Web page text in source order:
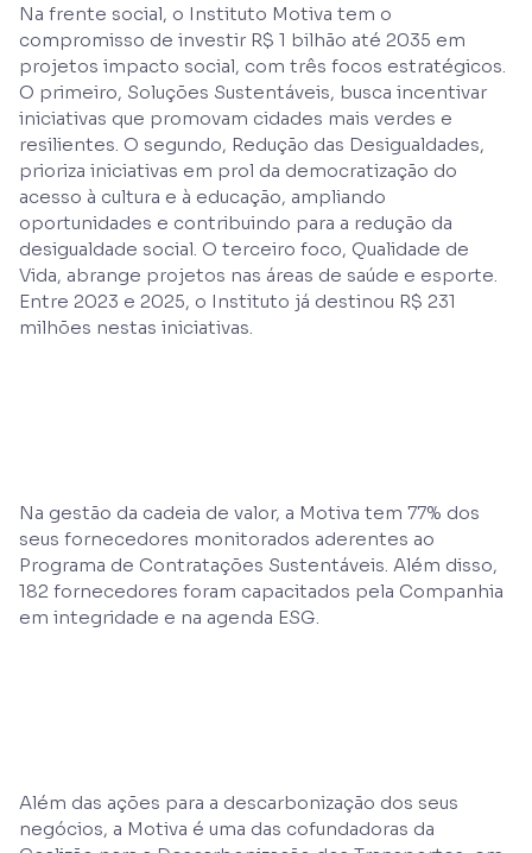
Na frente social, o Instituto Motiva tem o
compromisso de investir R$ 1 bilhão até 2035 em
projetos impacto social, com três focos estratégicos.
O primeiro, Soluções Sustentáveis, busca incentivar
iniciativas que promovam cidades mais verdes e
resilientes. O segundo, Redução das Desigualdades,
prioriza iniciativas em prol da democratização do
acesso à cultura e à educação, ampliando
oportunidades e contribuindo para a redução da
desigualdade social. O terceiro foco, Qualidade de
Vida, abrange projetos nas áreas de saúde e esporte.
Entre 2023 e 2025, o Instituto já destinou R$ 231
milhões nestas iniciativas.
Na gestão da cadeia de valor, a Motiva tem 77% dos
seus fornecedores monitorados aderentes ao
Programa de Contratações Sustentáveis. Além disso,
182 fornecedores foram capacitados pela Companhia
em integridade e na agenda ESG.
Além das ações para a descarbonização dos seus
negócios, a Motiva é uma das cofundadoras da